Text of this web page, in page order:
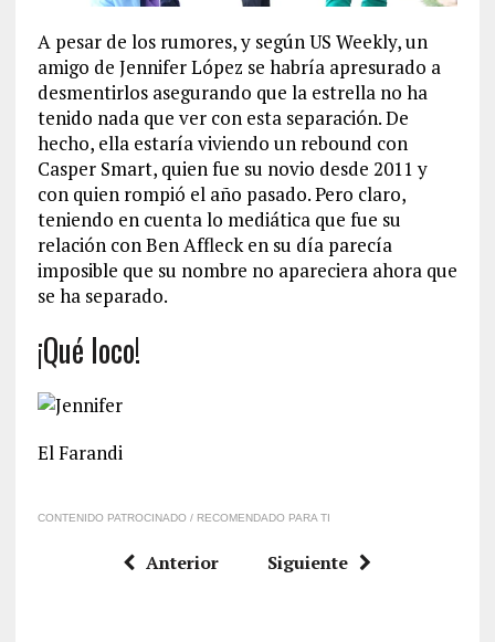
A pesar de los rumores, y según US Weekly, un
amigo de Jennifer López se habría apresurado a
desmentirlos asegurando que la estrella no ha
tenido nada que ver con esta separación. De
hecho, ella estaría viviendo un rebound con
Casper Smart, quien fue su novio desde 2011 y
con quien rompió el año pasado. Pero claro,
teniendo en cuenta lo mediática que fue su
relación con Ben Affleck en su día parecía
imposible que su nombre no apareciera ahora que
se ha separado.
¡Qué loco!
El Farandi
CONTENIDO PATROCINADO / RECOMENDADO PARA TI
Anterior Siguiente